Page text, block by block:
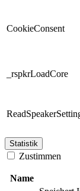
CookieConsent
_rspkrLoadCore
Statistik
Zustimmen
Name